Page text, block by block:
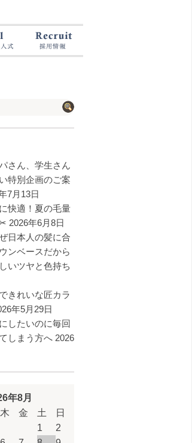
さん、学生さん
特別企画のご案
7月13日
快適！夏の毛量
2026年6月8日
日本人の髪に合
ンベースだから
いツヤと色持ち
きれいな匠カラ
年5月29日
したいのに毎回
しまう方へ 2026
年8月
木 金 土 日
1
2